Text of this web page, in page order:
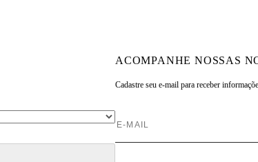
ACOMPANHE NOSSAS
Cadastre seu e-mail para receber